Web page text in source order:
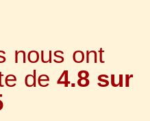
nous ont
de 4.8 sur